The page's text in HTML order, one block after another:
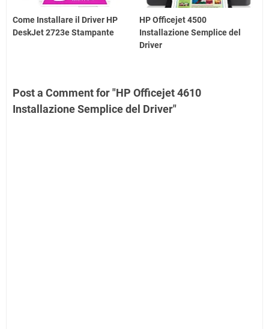
Come Installare il Driver HP
DeskJet 2723e Stampante
HP Officejet 4500
Installazione Semplice del
Driver
Post a Comment for "HP Officejet 4610
Installazione Semplice del Driver"